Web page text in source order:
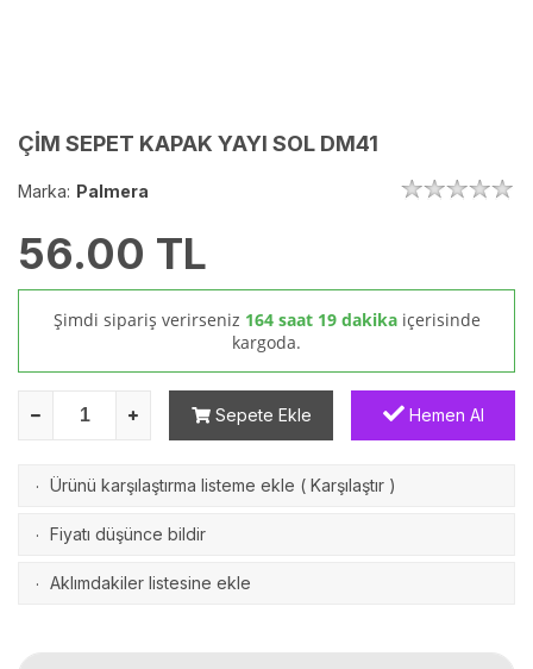
ÇİM SEPET KAPAK YAYI SOL DM41
Marka: Palmera
56.00 TL
Şimdi sipariş verirseniz 164 saat 19 dakika içerisinde
kargoda.
Sepete Ekle Hemen Al
· Ürünü karşılaştırma listeme ekle ( Karşılaştır )
· Fiyatı düşünce bildir
· Aklımdakiler listesine ekle